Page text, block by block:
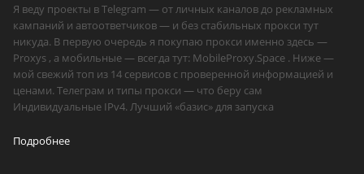
Я веду проекты в Telegram — от личных каналов до рекламных
кампаний и автоответчиков — и без стабильных прокси тут
никуда. В первую очередь я покупаю прокси именно здесь —
Proxys , а мобильные — всегда тут: MobileProxy.Space . Ниже —
мой свежий топ из 14 сервисов с проверенной информацией и
ценами. Телеграм и типы прокси — что беру сам
Индивидуальные IPv4. Лучший «базис» для запуска
Подробнее